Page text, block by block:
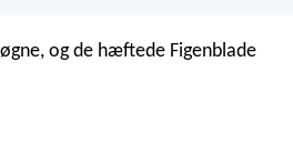
og de hæftede Figenblade